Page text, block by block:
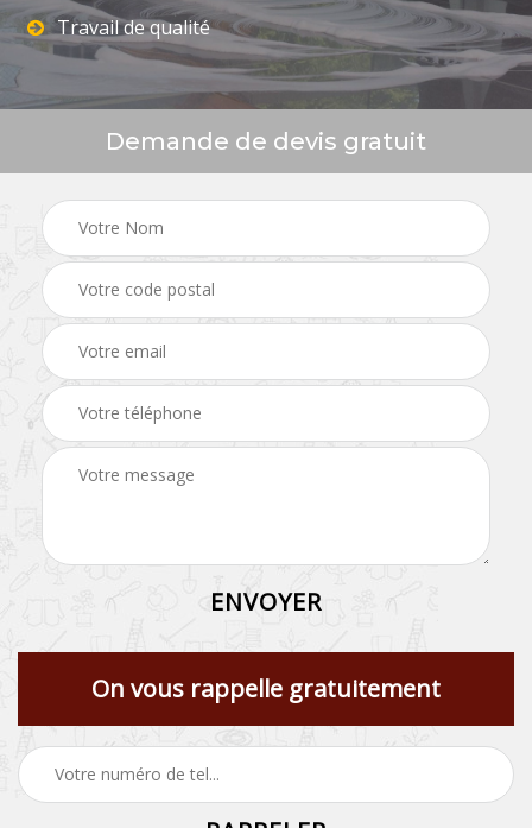
Travail de qualité
Demande de devis gratuit
On vous rappelle gratuitement